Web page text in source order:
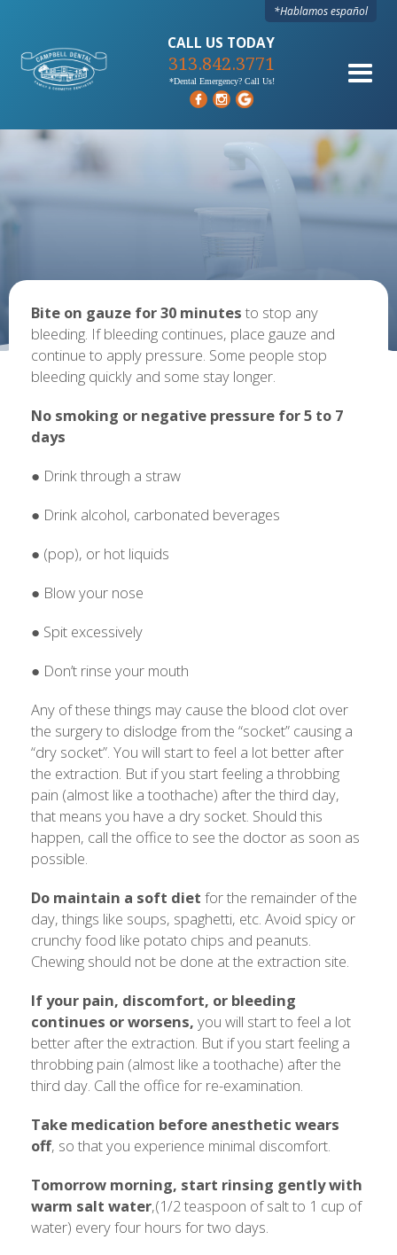
*Hablamos español
CALL US TODAY
313.842.3771
*Dental Emergency? Call Us!
Bite on gauze for 30 minutes to stop any
bleeding. If bleeding continues, place gauze and
continue to apply pressure. Some people stop
bleeding quickly and some stay longer.
No smoking or negative pressure for 5 to 7
days
● Drink through a straw
● Drink alcohol, carbonated beverages
● (pop), or hot liquids
● Blow your nose
● Spit excessively
● Don’t rinse your mouth
Any of these things may cause the blood clot over
the surgery to dislodge from the “socket” causing a
“dry socket”. You will start to feel a lot better after
the extraction. But if you start feeling a throbbing
pain (almost like a toothache) after the third day,
that means you have a dry socket. Should this
happen, call the office to see the doctor as soon as
possible.
Do maintain a soft diet for the remainder of the
day, things like soups, spaghetti, etc. Avoid spicy or
crunchy food like potato chips and peanuts.
Chewing should not be done at the extraction site.
If your pain, discomfort, or bleeding
continues or worsens, you will start to feel a lot
better after the extraction. But if you start feeling a
throbbing pain (almost like a toothache) after the
third day. Call the office for re-examination.
Take medication before anesthetic wears
off, so that you experience minimal discomfort.
Tomorrow morning, start rinsing gently with
warm salt water,(1/2 teaspoon of salt to 1 cup of
water) every four hours for two days.